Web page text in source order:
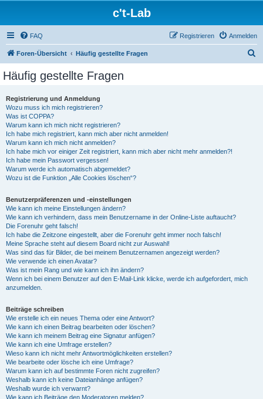
c't-Lab
FAQ Anmelden
Registrieren
Foren-Übersicht Häufig gestellte Fragen
Häufig gestellte Fragen
Registrierung und Anmeldung
Wozu muss ich mich registrieren?
Was ist COPPA?
Warum kann ich mich nicht registrieren?
Ich habe mich registriert, kann mich aber nicht anmelden!
Warum kann ich mich nicht anmelden?
Ich habe mich vor einiger Zeit registriert, kann mich aber nicht mehr anmelden?!
Ich habe mein Passwort vergessen!
Warum werde ich automatisch abgemeldet?
Wozu ist die Funktion „Alle Cookies löschen“?
Benutzerpräferenzen und -einstellungen
Wie kann ich meine Einstellungen ändern?
Wie kann ich verhindern, dass mein Benutzername in der Online-Liste auftaucht?
Die Forenuhr geht falsch!
Ich habe die Zeitzone eingestellt, aber die Forenuhr geht immer noch falsch!
Meine Sprache steht auf diesem Board nicht zur Auswahl!
Was sind das für Bilder, die bei meinem Benutzernamen angezeigt werden?
Wie verwende ich einen Avatar?
Was ist mein Rang und wie kann ich ihn ändern?
Wenn ich bei einem Benutzer auf den E-Mail-Link klicke, werde ich aufgefordert, mich
anzumelden.
Beiträge schreiben
Wie erstelle ich ein neues Thema oder eine Antwort?
Wie kann ich einen Beitrag bearbeiten oder löschen?
Wie kann ich meinem Beitrag eine Signatur anfügen?
Wie kann ich eine Umfrage erstellen?
Wieso kann ich nicht mehr Antwortmöglichkeiten erstellen?
Wie bearbeite oder lösche ich eine Umfrage?
Warum kann ich auf bestimmte Foren nicht zugreifen?
Weshalb kann ich keine Dateianhänge anfügen?
Weshalb wurde ich verwarnt?
Wie kann ich Beiträge den Moderatoren melden?